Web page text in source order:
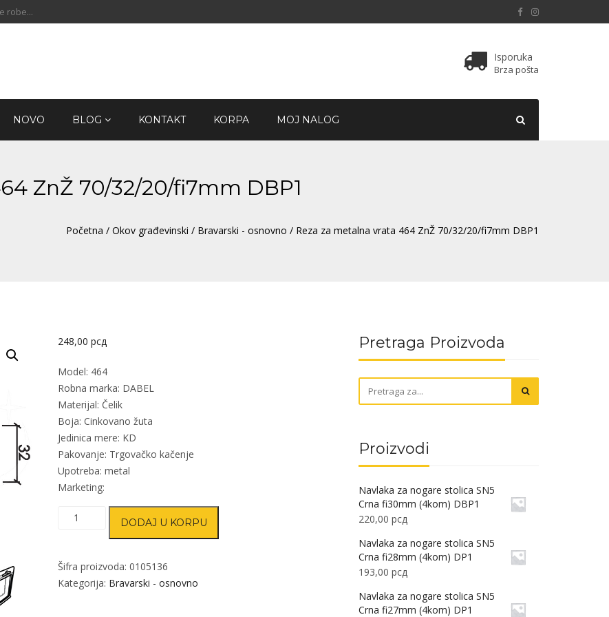
robe...
Isporuka
Brza pošta
NOVO BLOG KONTAKT KORPA MOJ NALOG
ZnŽ 70/32/20/fi7mm DBP1
Početna / Okov građevinski / Bravarski - osnovno / Reza za metalna vrata 464 ZnŽ 70/32/20/fi7mm DBP1
248,00 рсд
Model: 464
Robna marka: DABEL
Materijal: Čelik
Boja: Cinkovano žuta
Jedinica mere: KD
Pakovanje: Trgovačko kačenje
Upotreba: metal
Marketing:
Reza
vrata
464
DODAJ U KORPU
Šifra proizvoda: 0105136
Kategorija: Bravarski - osnovno
Pretraga Proizvoda
Proizvodi
Navlaka za nogare stolica SN5
Crna fi30mm (4kom) DBP1
220,00 рсд
Navlaka za nogare stolica SN5
Crna fi28mm (4kom) DP1
193,00 рсд
Navlaka za nogare stolica SN5
Crna fi27mm (4kom) DP1